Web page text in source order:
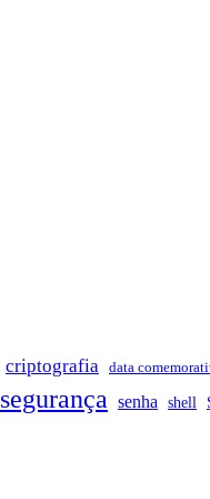
criptografia data
segurança senha shell